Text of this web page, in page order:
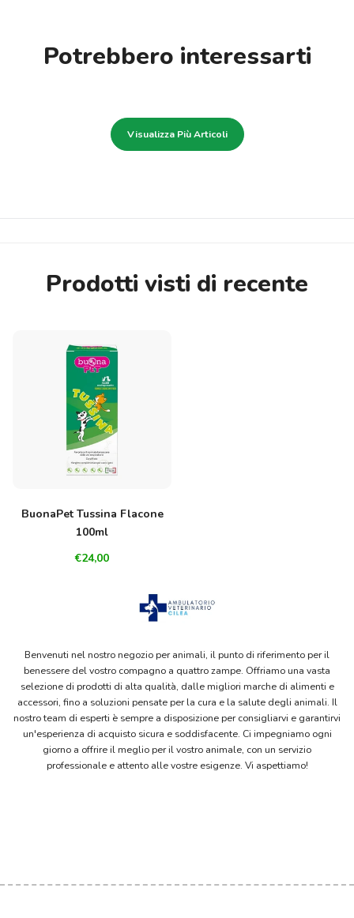
Potrebbero interessarti
Visualizza Più Articoli
Prodotti visti di recente
BuonaPet Tussina Flacone
100ml
€24,00
Benvenuti nel nostro negozio per animali, il punto di riferimento per il
benessere del vostro compagno a quattro zampe. Offriamo una vasta
selezione di prodotti di alta qualità, dalle migliori marche di alimenti e
accessori, fino a soluzioni pensate per la cura e la salute degli animali. Il
nostro team di esperti è sempre a disposizione per consigliarvi e garantirvi
un'esperienza di acquisto sicura e soddisfacente. Ci impegniamo ogni
giorno a offrire il meglio per il vostro animale, con un servizio
professionale e attento alle vostre esigenze. Vi aspettiamo!